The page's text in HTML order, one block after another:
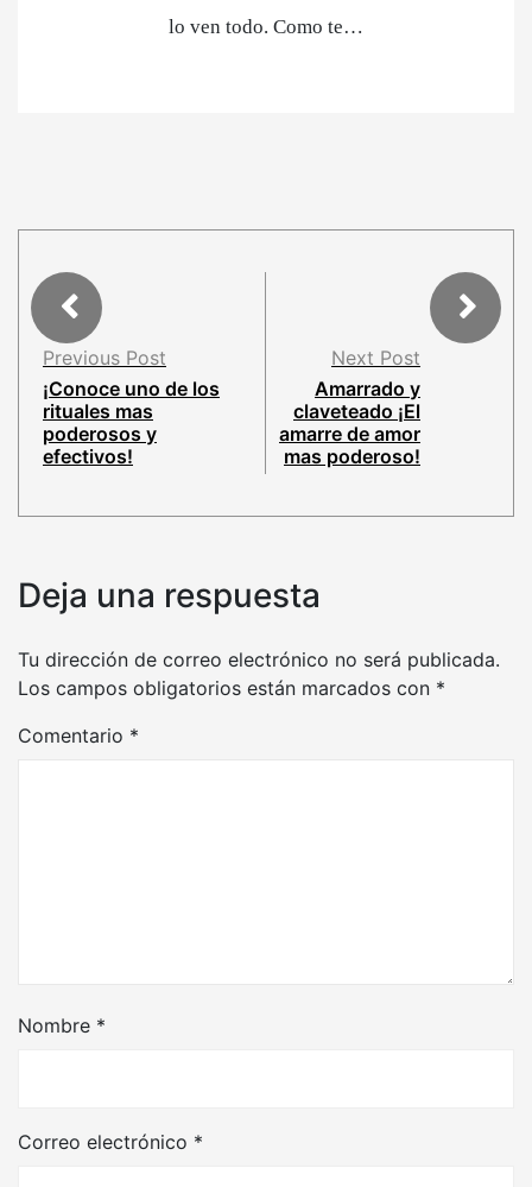
lo ven todo. Como te…
Previous Post
¡Conoce uno de los
rituales mas
poderosos y
efectivos!
Next Post
Amarrado y
claveteado ¡El
amarre de amor
mas poderoso!
Deja una respuesta
Tu dirección de correo electrónico no será publicada.
Los campos obligatorios están marcados con *
Comentario *
Nombre *
Correo electrónico *